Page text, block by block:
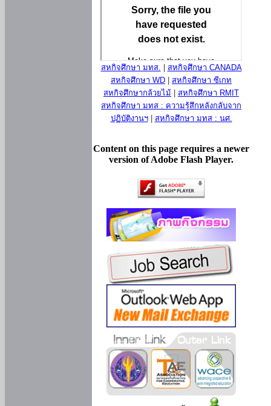
สหกิจศึกษา มทส.
สหกิจศึกษา CANADA
สหกิจศึกษา WD
สหกิจศึกษา ซีเกท
สหกิจศึกษากล้วยไม้
สหกิจศึกษา RMIT
สหกิจศึกษา มทส : ความรู้สึกหลังกลับจาก
ปฏิบัติงานฯ| สหกิจศึกษา มทส : นศ.
Content on this page requires a newer
version of Adobe Flash Player.